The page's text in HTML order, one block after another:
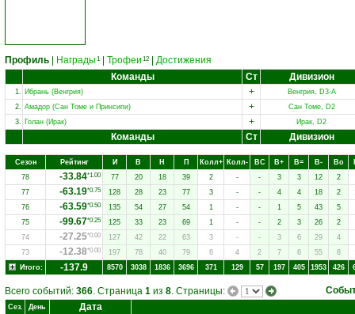
Профиль Награды 1 Трофеи 12
Достижения
Команды
Ст Дивизион
1. Ибрань (Венгрия) +
Венгрия, D3-A
2. Амадор (Сан Томе и Принсипи) +
Сан Томе, D2
3. Голан (Ирак) + Ирак, D2
Команды Ст Дивизион
Сезон Рейтинг И В Н П Колл+ Колл- ВC В+ В= В- Вo
78
-33.84*1.00 77 20 18 39 2 - - 3 3 12
2
77
-63.19*0.75 128 28 23 77 3 - - 4 4 18 2
76
-63.59*0.50 135 54 27 54 1 - - 1 5 43
5
75
-99.67*0.25 125 33 23 69 1 - - 2 3 26
2
74
-27.25*0.00 127 42 22 63 3 - - 3 6 29
4
73
-12.38*0.00 197 78 40 79 6 4 2 7 6 55 8
Итого:
-137.9 8570 3038 1836 3696 371 129 57 197 405 1953 426
Всего событий: 366. Страница 1 из 8. Страницы:
Сез. День Дата